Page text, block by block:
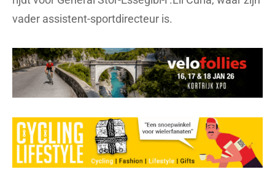
vader assistent-sportdirecteur is.